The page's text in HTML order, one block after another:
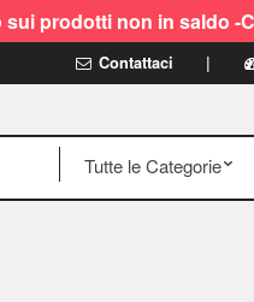
prodotti non in saldo -
Contattaci